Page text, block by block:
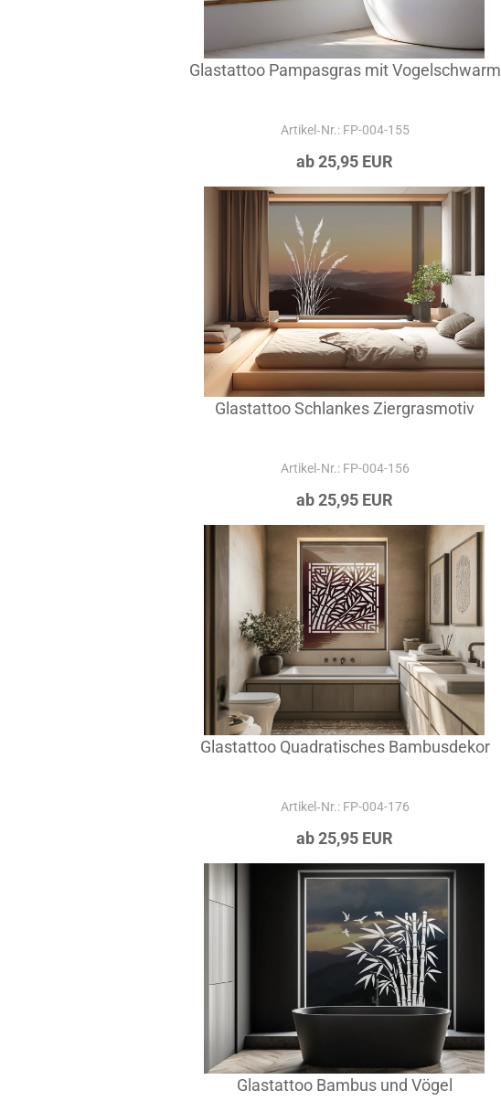
Glastattoo Pampasgras mit Vogelschwarm
Artikel‑Nr.: FP-004-155
ab 25,95 EUR
Glastattoo Schlankes Ziergrasmotiv
Artikel‑Nr.: FP-004-156
ab 25,95 EUR
Glastattoo Quadratisches Bambusdekor
Artikel‑Nr.: FP-004-176
ab 25,95 EUR
Glastattoo Bambus und Vögel